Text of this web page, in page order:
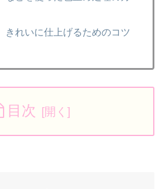
きれいに仕上げるためのコツ
目次